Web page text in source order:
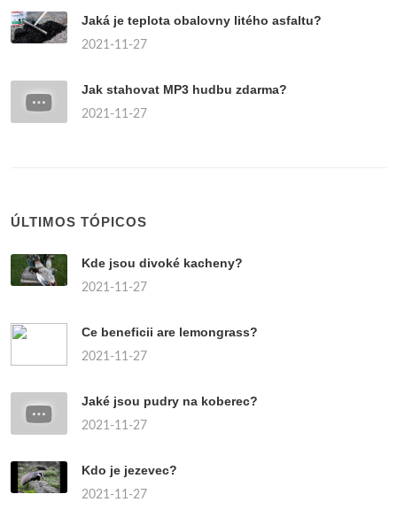
Jaká je teplota obalovny litého asfaltu?
2021-11-27
Jak stahovat MP3 hudbu zdarma?
2021-11-27
ÚLTIMOS TÓPICOS
Kde jsou divoké kacheny?
2021-11-27
Ce beneficii are lemongrass?
2021-11-27
Jaké jsou pudry na koberec?
2021-11-27
Kdo je jezevec?
2021-11-27